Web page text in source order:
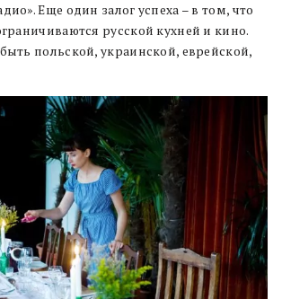
Еще один залог успеха – в том, что
русской кухней и кино.
польской, украинской, еврейской,